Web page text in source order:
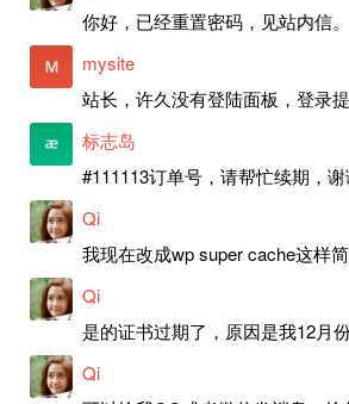
你好，已经重置密码，见站内信。
mysite
标志岛
#111113订单号，请帮忙续期，
Qi
我现在改成wp super cache这样简
Qi
Qi